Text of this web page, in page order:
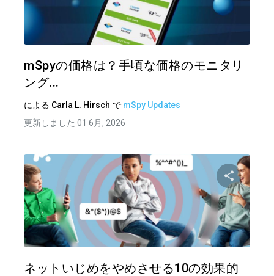
mSpyの価格は？手頃な価格のモニタリ
ング...
による Carla L. Hirsch で mSpy Updates
更新しました 01 6月, 2026
この記
ネットいじめをやめさせる10の効果的